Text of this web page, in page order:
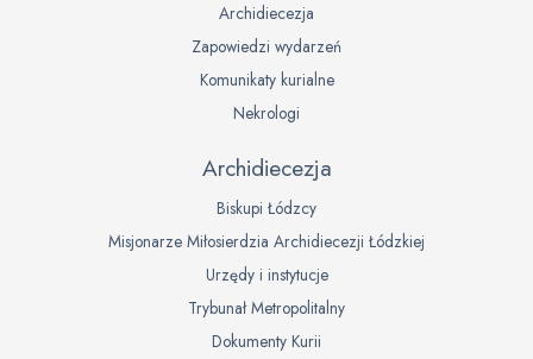
Archidiecezja
Zapowiedzi wydarzeń
Komunikaty kurialne
Nekrologi
Archidiecezja
Biskupi Łódzcy
Misjonarze Miłosierdzia Archidiecezji Łódzkiej
Urzędy i instytucje
Trybunał Metropolitalny
Dokumenty Kurii